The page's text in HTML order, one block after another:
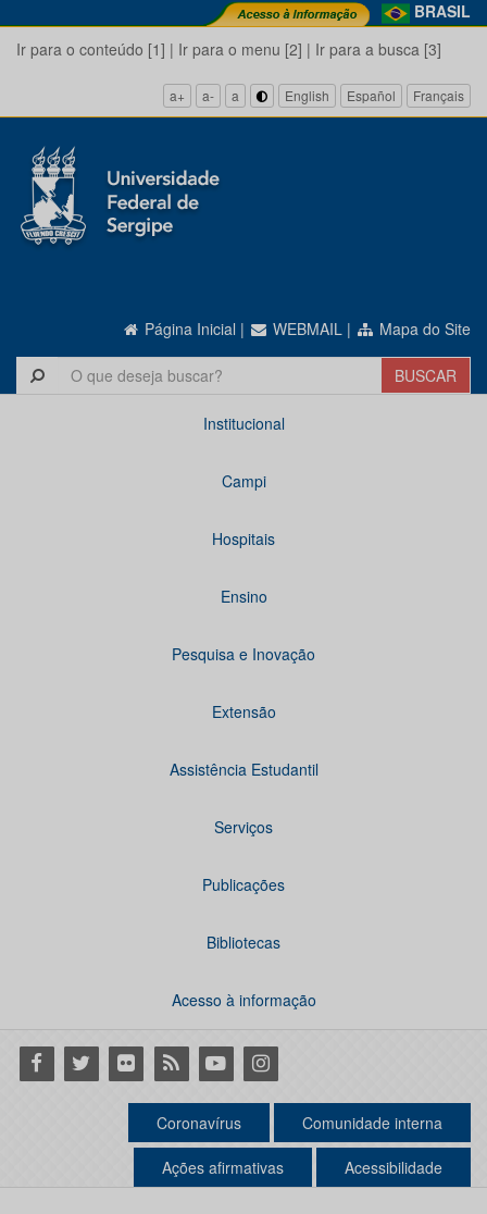
BRASIL
Ir para o conteúdo [1] | Ir para o menu [2] | Ir para a busca [3]
a+ a- a English Español Français
Página Inicial | WEBMAIL | Mapa do Site
Institucional
Campi
Hospitais
Ensino
Pesquisa e Inovação
Extensão
Assistência Estudantil
Serviços
Publicações
Bibliotecas
Acesso à informação
Facebook
Twitter Flickr RSS YoutubeInstagram
Coronavírus Comunidade interna
Ações afirmativas Acessibilidade